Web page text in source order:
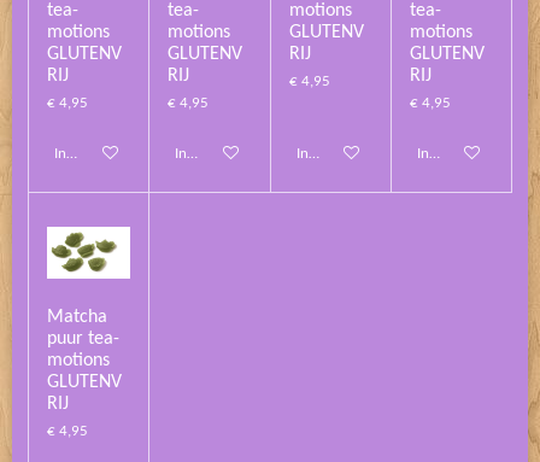
tea-
motions
GLUTENV
RIJ
€ 4,95
In winkelwagen
tea-
motions
GLUTENV
RIJ
€ 4,95
In winkelwagen
motions
GLUTENV
RIJ
€ 4,95
In winkelwagen
tea-
motions
GLUTENV
RIJ
€ 4,95
In winkelwagen
Matcha
puur tea-
motions
GLUTENV
RIJ
€ 4,95